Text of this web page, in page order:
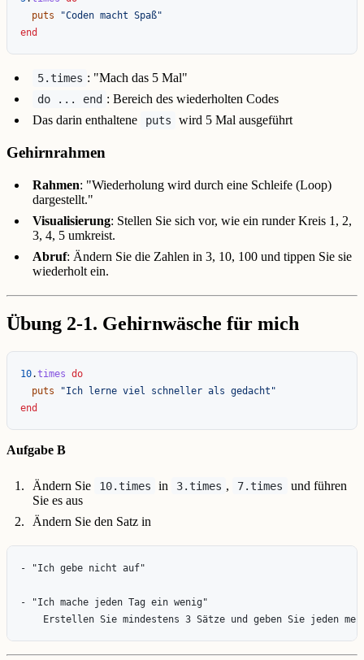
puts
"Coden macht Spaß"
end
5.times : "Mach das 5 Mal"
do ... end : Bereich des wiederholten Codes
Das darin enthaltene
puts wird 5 Mal ausgeführt
Gehirnrahmen
Rahmen: "Wiederholung wird durch eine Schleife (Loop)
dargestellt."
Visualisierung: Stellen Sie sich vor, wie ein runder Kreis 1, 2,
3, 4, 5 umkreist.
Abruf: Ändern Sie die Zahlen in 3, 10, 100 und tippen Sie sie
wiederholt ein.
Übung 2-1. Gehirnwäsche für mich
10.times do
puts
"Ich lerne viel schneller als gedacht"
end
Aufgabe B
Ändern Sie 10.times in 3.times , 7.times
und führen
Sie es aus
Ändern Sie den Satz in
- "Ich gebe nicht auf"
- "Ich mache jeden Tag ein wenig"